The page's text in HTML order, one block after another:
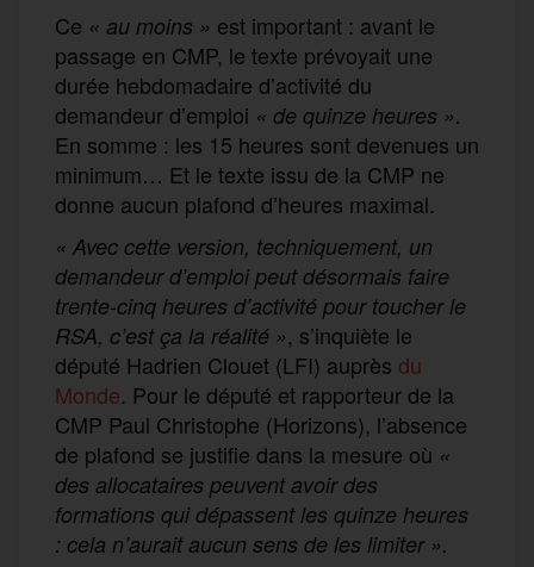
Ce « au moins » est important : avant le
passage en CMP, le texte prévoyait une
durée hebdomadaire d’activité du
demandeur d’emploi « de quinze heures ».
En somme : les 15 heures sont devenues un
minimum… Et le texte issu de la CMP ne
donne aucun plafond d’heures maximal.
« Avec cette version, techniquement, un
demandeur d’emploi peut désormais faire
trente-cinq heures d’activité pour toucher le
RSA, c’est ça la réalité », s’inquiète le
député Hadrien Clouet (LFI) auprès du
Monde. Pour le député et rapporteur de la
CMP Paul Christophe (Horizons), l’absence
de plafond se justifie dans la mesure où «
des allocataires peuvent avoir des
formations qui dépassent les quinze heures
: cela n’aurait aucun sens de les limiter ».